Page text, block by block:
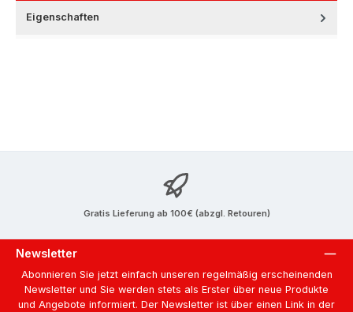
Eigenschaften
Gratis Lieferung ab 100€ (abzgl. Retouren)
Newsletter
Abonnieren Sie jetzt einfach unseren regelmäßig erscheinenden
Newsletter und Sie werden stets als Erster über neue Produkte
und Angebote informiert. Der Newsletter ist über einen Link in der